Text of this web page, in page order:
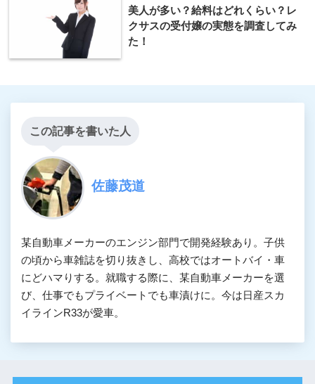
美人が多い？給料はどれくらい？レ
クサスの受付嬢の実態を調査してみ
た！
この記事を書いた人
佐藤茂道
某自動車メーカーのエンジン部門で開発経験あり。子供
の頃から車雑誌を切り抜きし、高校ではオートバイ・車
にどハマりする。就職する際に、某自動車メーカーを選
び、仕事でもプライベートでも車漬けに。今は日産スカ
イラインR33が愛車。